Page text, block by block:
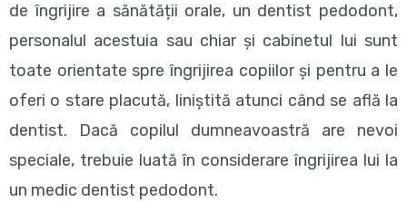
de îngrijire a sănătății orale, un dentist pedodont,
personalul acestuia sau chiar și cabinetul lui sunt
toate orientate spre îngrijirea copiilor și pentru a le
oferi o stare placută, liniștită atunci când se află la
dentist. Dacă copilul dumneavoastră are nevoi
speciale, trebuie luată în considerare îngrijirea lui la
un medic dentist pedodont.